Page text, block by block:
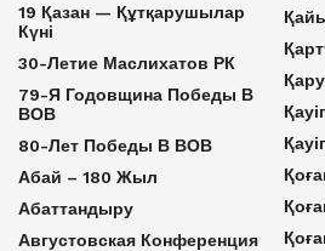
19 Қазан — Құтқарушылар
Күні
30-Летие Маслихатов РК
79-Я Годовщина Победы В
ВОВ
80-Лет Победы В ВОВ
Абай – 180 Жыл
Абаттандыру
Августовская Конференция